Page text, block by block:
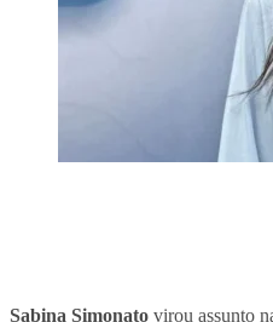
Sabina Simonato virou assunto